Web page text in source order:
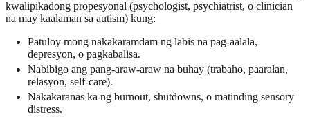
kwalipikadong propesyonal (psychologist, psychiatrist, o clinician
na may kaalaman sa autism) kung:
Patuloy mong nakakaramdam ng labis na pag-aalala,
depresyon, o pagkabalisa.
Nabibigo ang pang-araw-araw na buhay (trabaho, paaralan,
relasyon, self-care).
Nakakaranas ka ng burnout, shutdowns, o matinding sensory
distress.